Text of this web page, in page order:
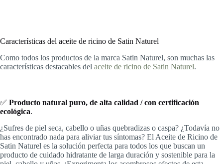
Características del aceite de ricino de Satin Naturel
Como todos los productos de la marca Satin Naturel, son muchas las
características destacables del aceite de ricino de Satin Naturel.
✅ Producto natural puro, de alta calidad / con certificación
ecológica.
¿Sufres de piel seca, cabello o uñas quebradizas o caspa? ¿Todavía no
has encontrado nada para aliviar tus síntomas? El Aceite de Ricino de
Satin Naturel es la solución perfecta para todos los que buscan un
producto de cuidado hidratante de larga duración y sostenible para la